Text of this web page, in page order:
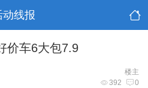
动线报
价车6大包7.9
楼主
392 0